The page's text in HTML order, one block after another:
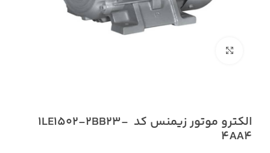
الکترو موتور زیمنس کد 1LE1502-2BB23-
4AA4